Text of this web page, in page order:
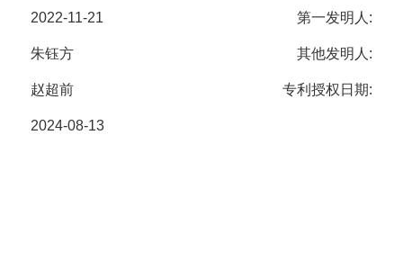
2022-11-21 第一发明人:
朱钰方 其他发明人:
赵超前 专利授权日期:
2024-08-13